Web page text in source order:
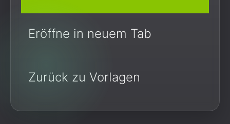
Eröffne in neuem Tab
Zurück zu Vorlagen